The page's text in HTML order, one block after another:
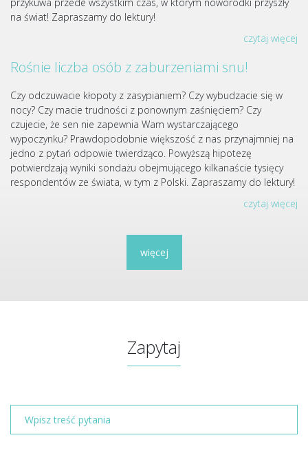
na świat! Zapraszamy do lektury!
czytaj więcej
Rośnie liczba osób z zaburzeniami snu!
Czy odczuwacie kłopoty z zasypianiem? Czy wybudzacie się w
nocy? Czy macie trudności z ponownym zaśnięciem? Czy
czujecie, że sen nie zapewnia Wam wystarczającego
wypoczynku? Prawdopodobnie większość z nas przynajmniej na
jedno z pytań odpowie twierdząco. Powyższą hipotezę
potwierdzają wyniki sondażu obejmującego kilkanaście tysięcy
respondentów ze świata, w tym z Polski. Zapraszamy do lektury!
czytaj więcej
więcej
Zapytaj